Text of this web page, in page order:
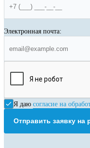
Электронная почта:
Я даю согласие на
Отправить заявку на